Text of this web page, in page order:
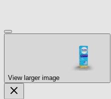
View larger image